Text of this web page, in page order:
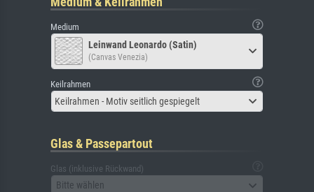
Medium
Leinwand Leonardo (Satin)
(Canvas Venezia)
Keilrahmen
Keilrahmen - Motiv seitlich gespiegelt
Glas & Passepartout
Glas (inklusive Rückwand)
Bitte wählen